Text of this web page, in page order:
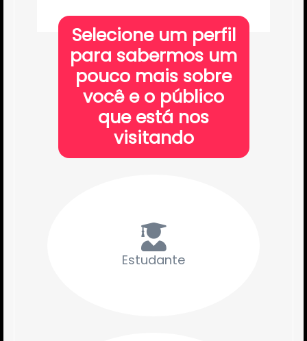
Selecione um perfil
para sabermos um
pouco mais sobre
você e o público
que está nos
visitando
Estudante